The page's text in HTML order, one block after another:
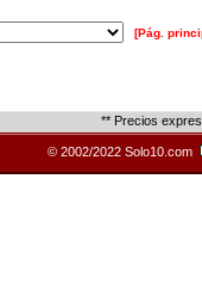
[Pág.
** Precios
© 2002/2022 Solo10.com